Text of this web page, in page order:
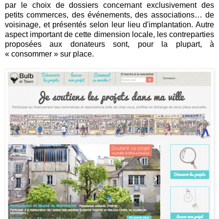
par le choix de dossiers concernant exclusivement des
petits commerces, des événements, des associations… de
voisinage, et présentés selon leur lieu d'implantation. Autre
aspect important de cette dimension locale, les contreparties
proposées aux donateurs sont, pour la plupart, à
« consommer » sur place.